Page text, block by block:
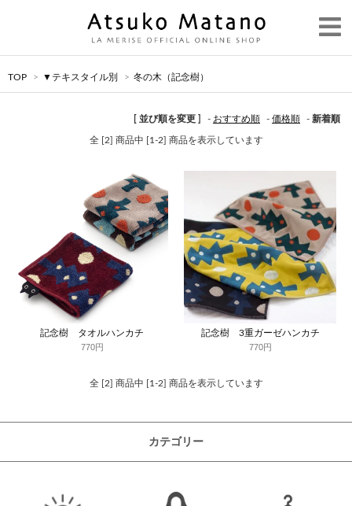
TOP > ▼テキスタイル別 > 冬の木（記念樹）
[ 並び順を変更 ] - おすすめ順 - 価格順 - 新着順
全 [2] 商品中 [1-2] 商品を表示しています
記念樹 タオルハンカチ
770円
記念樹 3重ガーゼハンカチ
770円
全 [2] 商品中 [1-2] 商品を表示しています
カテゴリー